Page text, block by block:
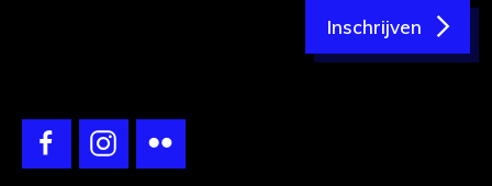
Inschrijven